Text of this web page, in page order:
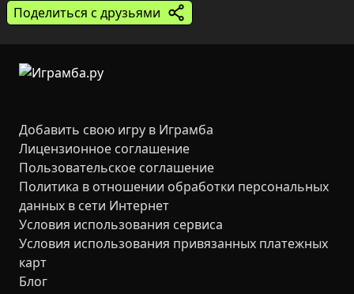
восстановление порванных фотографий помогают
докопаться до правды и выжить. Сюжеты
чёрной комедии, а управление предельно простое —
только клик или тап, но от этого не менее страшно.
Поделиться с друзьями
Добавить свою игру в Играмба
Лицензионное соглашение
Пользовательское соглашение
Политика в отношении обработки персональных
данных в сети Интернет
Условия использования сервиса
Условия использования привязанных платежных
карт
Блог